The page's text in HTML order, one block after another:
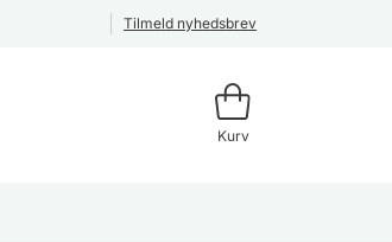
Tilmeld nyhedsbrev
Kurv